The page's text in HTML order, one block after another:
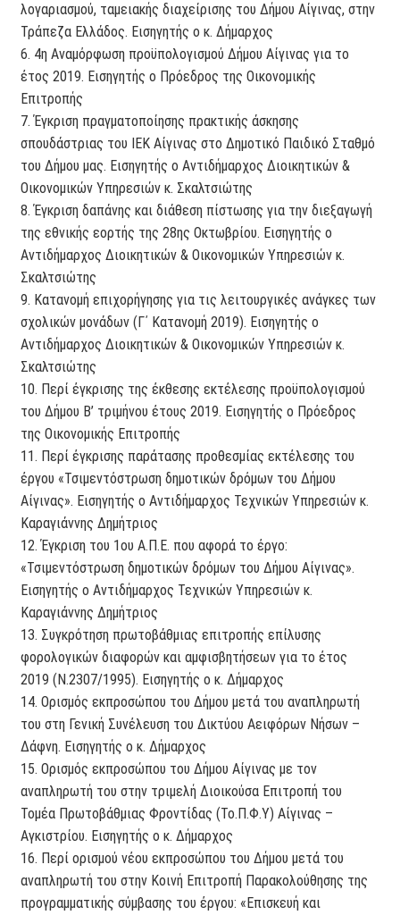
λογαριασμού, ταμειακής διαχείρισης του Δήμου Αίγινας, στην
Τράπεζα Ελλάδος. Εισηγητής ο κ. Δήμαρχος
6. 4η Αναμόρφωση προϋπολογισμού Δήμου Αίγινας για το
έτος 2019. Εισηγητής ο Πρόεδρος της Οικονομικής
Επιτροπής
7. Έγκριση πραγματοποίησης πρακτικής άσκησης
σπουδάστριας του ΙΕΚ Αίγινας στο Δημοτικό Παιδικό Σταθμό
του Δήμου μας. Εισηγητής ο Αντιδήμαρχος Διοικητικών &
Οικονομικών Υπηρεσιών κ. Σκαλτσιώτης
8. Έγκριση δαπάνης και διάθεση πίστωσης για την διεξαγωγή
της εθνικής εορτής της 28ης Οκτωβρίου. Εισηγητής ο
Αντιδήμαρχος Διοικητικών & Οικονομικών Υπηρεσιών κ.
Σκαλτσιώτης
9. Κατανομή επιχορήγησης για τις λειτουργικές ανάγκες των
σχολικών μονάδων (Γ΄ Κατανομή 2019). Εισηγητής ο
Αντιδήμαρχος Διοικητικών & Οικονομικών Υπηρεσιών κ.
Σκαλτσιώτης
10. Περί έγκρισης της έκθεσης εκτέλεσης προϋπολογισμού
του Δήμου B’ τριμήνου έτους 2019. Εισηγητής ο Πρόεδρος
της Οικονομικής Επιτροπής
11. Περί έγκρισης παράτασης προθεσμίας εκτέλεσης του
έργου «Τσιμεντόστρωση δημοτικών δρόμων του Δήμου
Αίγινας». Εισηγητής ο Αντιδήμαρχος Τεχνικών Υπηρεσιών κ.
Καραγιάννης Δημήτριος
12. Έγκριση του 1ου Α.Π.Ε. που αφορά το έργο:
«Τσιμεντόστρωση δημοτικών δρόμων του Δήμου Αίγινας».
Εισηγητής ο Αντιδήμαρχος Τεχνικών Υπηρεσιών κ.
Καραγιάννης Δημήτριος
13. Συγκρότηση πρωτοβάθμιας επιτροπής επίλυσης
φορολογικών διαφορών και αμφισβητήσεων για το έτος
2019 (Ν.2307/1995). Εισηγητής ο κ. Δήμαρχος
14. Ορισμός εκπροσώπου του Δήμου μετά του αναπληρωτή
του στη Γενική Συνέλευση του Δικτύου Αειφόρων Νήσων –
Δάφνη. Εισηγητής ο κ. Δήμαρχος
15. Ορισμός εκπροσώπου του Δήμου Αίγινας με τον
αναπληρωτή του στην τριμελή Διοικούσα Επιτροπή του
Τομέα Πρωτοβάθμιας Φροντίδας (Το.Π.Φ.Υ) Αίγινας –
Αγκιστρίου. Εισηγητής ο κ. Δήμαρχος
16. Περί ορισμού νέου εκπροσώπου του Δήμου μετά του
αναπληρωτή του στην Κοινή Επιτροπή Παρακολούθησης της
προγραμματικής σύμβασης του έργου: «Επισκευή και